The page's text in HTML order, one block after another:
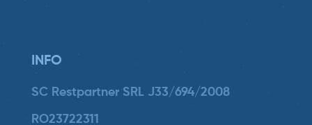
INFO
SC Restpartner SRL J33/694/2008
RO23722311